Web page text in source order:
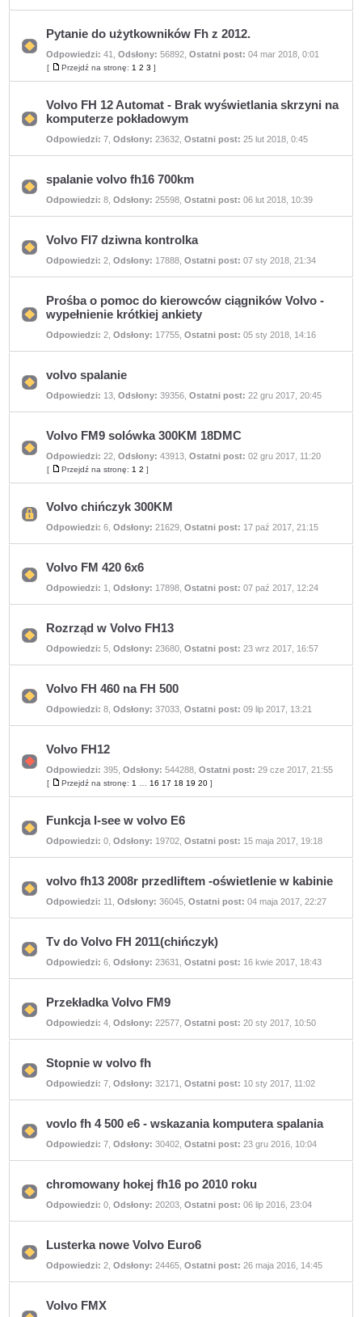
nieprzeczytanych
Nie
ma
postów
Pytanie do użytkowników Fh z 2012.
Odpowiedzi: 41 ,Odsłony: 56892 ,Ostatni post: 04 mar 2018, 0:01
[
Przejdź
na
Przejdź na stronę: 1 2 3 ]
ma
postów
Volvo FH 12 Automat - Brak wyświetlania skrzyni na
komputerze pokładowym
Odpowiedzi: 7 ,Odsłony: 23632 ,Ostatni post: 25 lut 2018, 0:45
Nie
nieprzeczytanych
spalanie volvo fh16 700km
Odpowiedzi: 8 ,Odsłony: 25598 ,Ostatni post: 06 lut 2018, 10:39
Nie
nieprzeczytanych
Volvo Fl7 dziwna kontrolka
Odpowiedzi: 2 ,Odsłony: 17888 ,Ostatni post: 07 sty 2018, 21:34
ma
postów
Prośba o pomoc do kierowców ciągników Volvo -
wypełnienie krótkiej ankiety
Odpowiedzi: 2 ,Odsłony: 17755 ,Ostatni post: 05 sty 2018, 14:16
Nie
nieprzeczytanych
volvo spalanie
Odpowiedzi: 13 ,Odsłony: 39356 ,Ostatni post: 22 gru 2017, 20:45
Nie
ma
postów
Volvo FM9 solówka 300KM 18DMC
Odpowiedzi: 22 ,Odsłony: 43913 ,Ostatni post: 02 gru 2017, 11:20
[
Przejdź
na
Przejdź na stronę: 1 2 ]
Ten
jest
Nie
można
nim
ani
postów.
Volvo chińczyk 300KM
Odpowiedzi: 6 ,Odsłony: 21629 ,Ostatni post: 17 paź 2017, 21:15
Nie
nieprzeczytanych
Volvo FM 420 6x6
Odpowiedzi: 1 ,Odsłony: 17898 ,Ostatni post: 07 paź 2017, 12:24
Nie
nieprzeczytanych
Rozrząd w Volvo FH13
Odpowiedzi: 5 ,Odsłony: 23680 ,Ostatni post: 23 wrz 2017, 16:57
Nie
nieprzeczytanych
Volvo FH 460 na FH 500
Odpowiedzi: 8 ,Odsłony: 37033 ,Ostatni post: 09 lip 2017, 13:21
Nie
ma
postów
Volvo FH12
Odpowiedzi: 395 ,Odsłony: 544288 ,Ostatni post: 29 cze 2017, 21:55
[
Przejdź
na
Przejdź na stronę: 1 16 17 18 19 20 ]
Nie
nieprzeczytanych
Funkcja I-see w volvo E6
Odpowiedzi: 0 ,Odsłony: 19702 ,Ostatni post: 15 maja 2017, 19:18
Nie
nieprzeczytanych
volvo fh13 2008r przedliftem -oświetlenie w kabinie
Odpowiedzi: 11 ,Odsłony: 36045 ,Ostatni post: 04 maja 2017, 22:27
Nie
nieprzeczytanych
Tv do Volvo FH 2011(chińczyk)
Odpowiedzi: 6 ,Odsłony: 23631 ,Ostatni post: 16 kwie 2017, 18:43
Nie
nieprzeczytanych
Przekładka Volvo FM9
Odpowiedzi: 4 ,Odsłony: 22577 ,Ostatni post: 20 sty 2017, 10:50
Nie
nieprzeczytanych
Stopnie w volvo fh
Odpowiedzi: 7 ,Odsłony: 32171 ,Ostatni post: 10 sty 2017, 11:02
Nie
nieprzeczytanych
vovlo fh 4 500 e6 - wskazania komputera spalania
Odpowiedzi: 7 ,Odsłony: 30402 ,Ostatni post: 23 gru 2016, 10:04
Nie
nieprzeczytanych
chromowany hokej fh16 po 2010 roku
Odpowiedzi: 0 ,Odsłony: 20203 ,Ostatni post: 06 lip 2016, 23:04
Nie
nieprzeczytanych
Lusterka nowe Volvo Euro6
Odpowiedzi: 2 ,Odsłony: 24465 ,Ostatni post: 26 maja 2016, 14:45
Volvo FMX